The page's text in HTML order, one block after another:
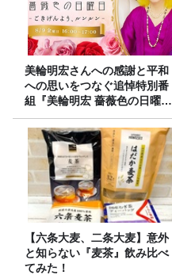
美輪明宏さんへの感謝と平和
への思いをつなぐ追悼特別番
組『美輪明宏 薔薇色の日曜日
～ごきげんよう、ルンルン
～』8/9（日）16時放送
【六条大麦、二条大麦】意外
と知らない『麦茶』飲み比べ
てみた！